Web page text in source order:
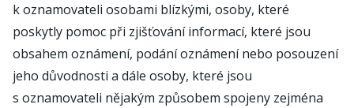
k oznamovateli osobami blízkými, osoby, které
poskytly pomoc při zjišťování informací, které jsou
obsahem oznámení, podání oznámení nebo posouzení
jeho důvodnosti a dále osoby, které jsou
s oznamovateli nějakým způsobem spojeny zejména